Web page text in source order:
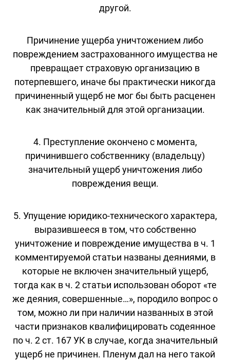
другой.
Причинение ущерба уничтожением либо
повреждением застрахованного имущества не
превращает страховую организацию в
потерпевшего, иначе бы практически никогда
причиненный ущерб не мог бы быть расценен
как значительный для этой организации.
4. Преступление окончено с момента,
причинившего собственнику (владельцу)
значительный ущерб уничтожения либо
повреждения вещи.
5. Упущение юридико-технического характера,
выразившееся в том, что собственно
уничтожение и повреждение имущества в ч. 1
комментируемой статьи названы деяниями, в
которые не включен значительный ущерб,
тогда как в ч. 2 статьи использован оборот «те
же деяния, совершенные…», породило вопрос о
том, можно ли при наличии названных в этой
части признаков квалифицировать содеянное
по ч. 2 ст. 167 УК в случае, когда значительный
ущерб не причинен. Пленум дал на него такой